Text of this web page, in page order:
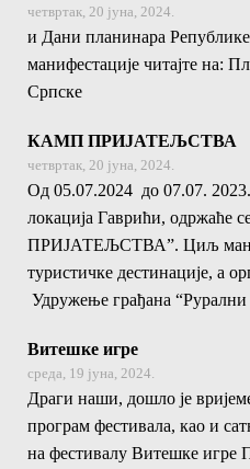
четвртак, 20 јуна, 2024.
и Дани планинара
манифестације читајте на:
Српске
КАМП ПРИЈАТЕЉСТВА
четвртак, 20 јуна, 2024.
Од 05.07.2024 до 07.07.
локација Гаврићи,
ПРИЈАТЕЉСТВА”. Циљ
туристичке дестинације, а
Удружење грађана
Витешке игре
среда, 19 јуна, 2024.
Драги наши, дошло је
програм фестивала, као и
на фестивалу Витешке игре